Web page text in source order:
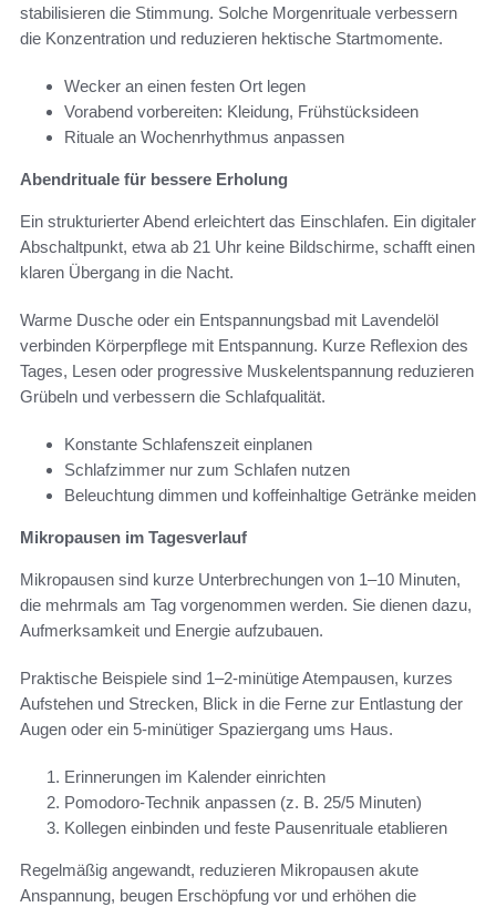
stabilisieren die Stimmung. Solche Morgenrituale verbessern
die Konzentration und reduzieren hektische Startmomente.
Wecker an einen festen Ort legen
Vorabend vorbereiten: Kleidung, Frühstücksideen
Rituale an Wochenrhythmus anpassen
Abendrituale für bessere Erholung
Ein strukturierter Abend erleichtert das Einschlafen. Ein digitaler
Abschaltpunkt, etwa ab 21 Uhr keine Bildschirme, schafft einen
klaren Übergang in die Nacht.
Warme Dusche oder ein Entspannungsbad mit Lavendelöl
verbinden Körperpflege mit Entspannung. Kurze Reflexion des
Tages, Lesen oder progressive Muskelentspannung reduzieren
Grübeln und verbessern die Schlafqualität.
Konstante Schlafenszeit einplanen
Schlafzimmer nur zum Schlafen nutzen
Beleuchtung dimmen und koffeinhaltige Getränke meiden
Mikropausen im Tagesverlauf
Mikropausen sind kurze Unterbrechungen von 1–10 Minuten,
die mehrmals am Tag vorgenommen werden. Sie dienen dazu,
Aufmerksamkeit und Energie aufzubauen.
Praktische Beispiele sind 1–2-minütige Atempausen, kurzes
Aufstehen und Strecken, Blick in die Ferne zur Entlastung der
Augen oder ein 5-minütiger Spaziergang ums Haus.
Erinnerungen im Kalender einrichten
Pomodoro-Technik anpassen (z. B. 25/5 Minuten)
Kollegen einbinden und feste Pausenrituale etablieren
Regelmäßig angewandt, reduzieren Mikropausen akute
Anspannung, beugen Erschöpfung vor und erhöhen die